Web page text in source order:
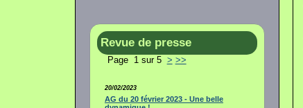
Revue de presse
Page 1 sur 5 > >>
20/02/2023
AG du 20 février 2023 - Une belle